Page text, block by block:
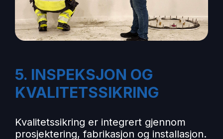
5. INSPEKSJON OG
KVALITETSSIKRING
Kvalitetssikring er integrert gjennom
prosjektering, fabrikasjon og installasjon.